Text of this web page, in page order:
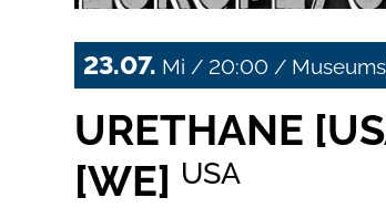
23.07. Mi / 20:00 /
URETHANE
[WE] USA